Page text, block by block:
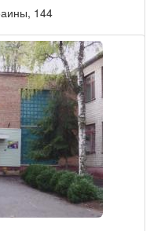
144